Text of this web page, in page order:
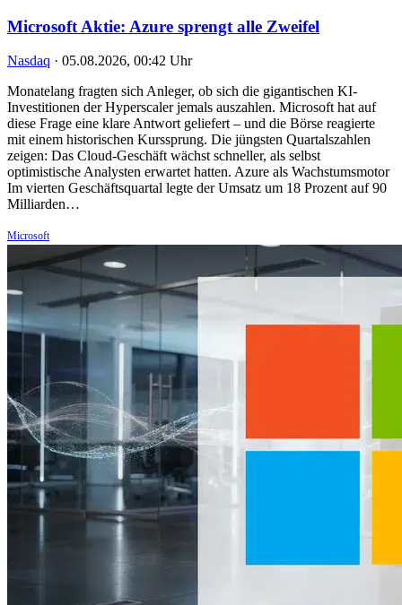
Microsoft Aktie: Azure sprengt alle Zweifel
Nasdaq · 05.08.2026, 00:42 Uhr
Monatelang fragten sich Anleger, ob sich die gigantischen KI-
Investitionen der Hyperscaler jemals auszahlen. Microsoft hat auf
diese Frage eine klare Antwort geliefert – und die Börse reagierte
mit einem historischen Kurssprung. Die jüngsten Quartalszahlen
zeigen: Das Cloud-Geschäft wächst schneller, als selbst
optimistische Analysten erwartet hatten. Azure als Wachstumsmotor
Im vierten Geschäftsquartal legte der Umsatz um 18 Prozent auf 90
Milliarden…
Microsoft